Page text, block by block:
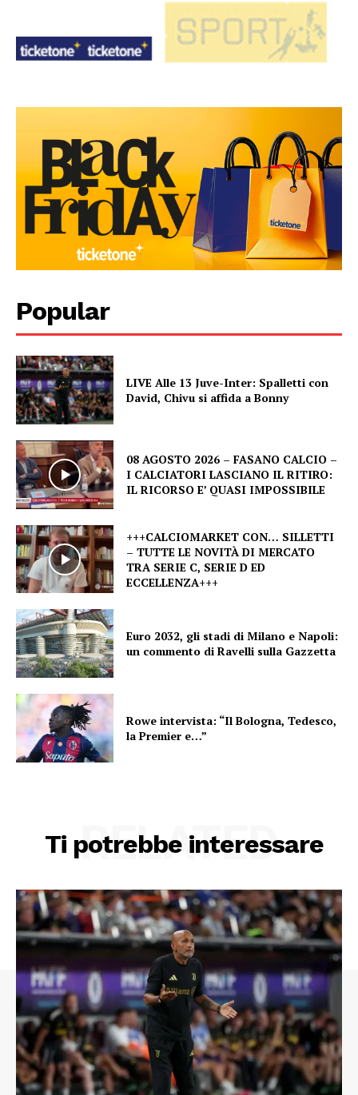
Popular
LIVE Alle 13 Juve-Inter: Spalletti con
David, Chivu si affida a Bonny
08 AGOSTO 2026 – FASANO CALCIO –
I CALCIATORI LASCIANO IL RITIRO:
IL RICORSO E’ QUASI IMPOSSIBILE
+++CALCIOMARKET CON… SILLETTI
– TUTTE LE NOVITÀ DI MERCATO
TRA SERIE C, SERIE D ED
ECCELLENZA+++
Euro 2032, gli stadi di Milano e Napoli:
un commento di Ravelli sulla Gazzetta
Rowe intervista: “Il Bologna, Tedesco,
la Premier e…”
Ti potrebbe interessare
RELATED